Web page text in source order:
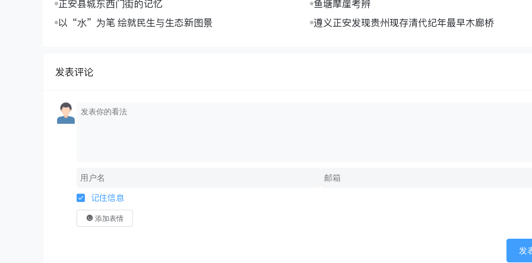
正安县城东西门街的记忆
鱼塘摩崖考辨
以“水”为笔 绘就民生与生态新图景
遵义正安发现贵州现存清代纪年最早木廊桥
发表评论
记住信息
添加表情
发